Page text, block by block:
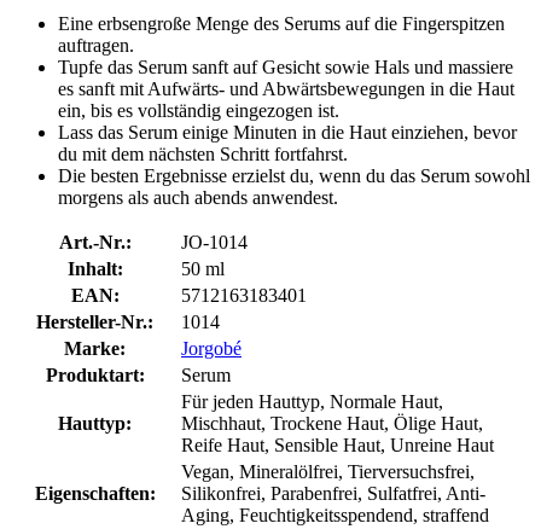
Eine erbsengroße Menge des Serums auf die Fingerspitzen
auftragen.
Tupfe das Serum sanft auf Gesicht sowie Hals und massiere
es sanft mit Aufwärts- und Abwärtsbewegungen in die Haut
ein, bis es vollständig eingezogen ist.
Lass das Serum einige Minuten in die Haut einziehen, bevor
du mit dem nächsten Schritt fortfahrst.
Die besten Ergebnisse erzielst du, wenn du das Serum sowohl
morgens als auch abends anwendest.
Art.-Nr.:
JO-1014
Inhalt:
50 ml
EAN:
5712163183401
Hersteller-Nr.:
1014
Marke:
Jorgobé
Produktart:
Serum
Hauttyp:
Für jeden Hauttyp, Normale Haut,
Mischhaut, Trockene Haut, Ölige Haut,
Reife Haut, Sensible Haut, Unreine Haut
Eigenschaften:
Vegan, Mineralölfrei, Tierversuchsfrei,
Silikonfrei, Parabenfrei, Sulfatfrei, Anti-
Aging, Feuchtigkeitsspendend, straffend